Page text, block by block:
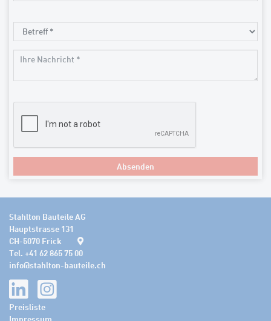
Absenden
Stahlton Bauteile AG
Hauptstrasse 131
CH-5070 Frick
Tel. +41 62 865 75 00
info@stahlton-bauteile.ch
Preisliste
Impressum